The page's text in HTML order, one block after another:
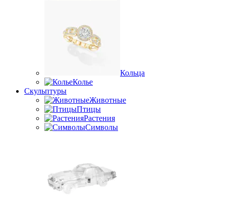
Кольца
Колье
Скульптуры
Животные
Птицы
Растения
Символы